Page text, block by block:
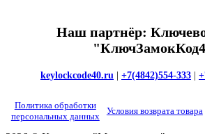
Наш партнёр:
keylockcode40.ru +7(4842)554-333
Политика обработки
персональных данных
Условия возврата товара